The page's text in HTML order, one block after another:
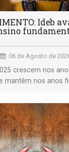
Ideb
06 de Agosto de
crescem nos
mantêm nos anos